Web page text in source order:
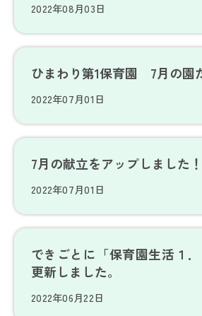
2022年08月03日
ひまわり第1保育園 7月の園
2022年07月01日
7月の献立をアップしました！
2022年07月01日
できごとに「保育園生活１
更新しました。
2022年06月22日